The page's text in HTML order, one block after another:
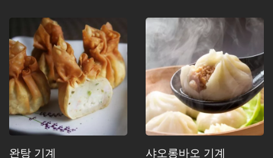
완탕 기계 샤오롱바오 기계